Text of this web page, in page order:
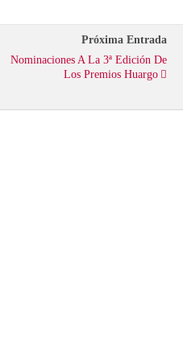
Próxima Entrada
Nominaciones A La 3ª Edición De
Los Premios Huargo